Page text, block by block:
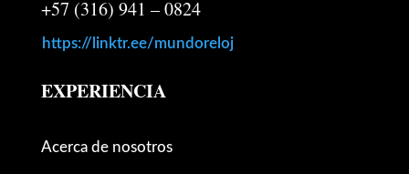
+57 (316) 941 – 0824
https://linktr.ee/mundoreloj
EXPERIENCIA
Acerca de nosotros